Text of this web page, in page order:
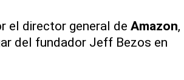
el director general de Amazon,
del fundador Jeff Bezos en